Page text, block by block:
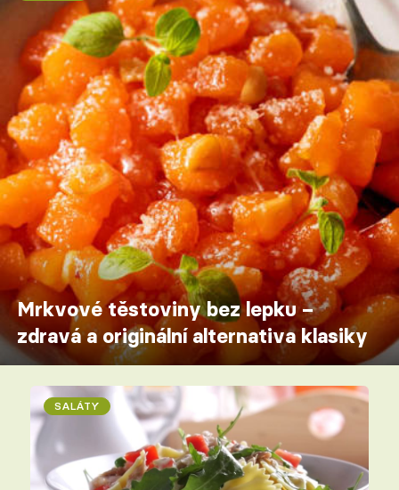
Mrkvové těstoviny bez lepku –
zdravá a originální alternativa klasiky
SALÁTY